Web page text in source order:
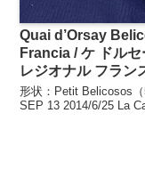
Quai d’Orsay
Francia / ケ ドル
レジオナル フラン
形状：Petit Belicosos
SEP 13 2014/6/25 La